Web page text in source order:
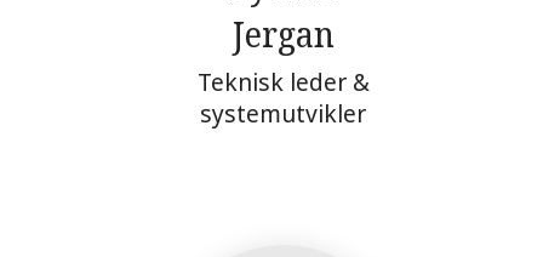
Jergan
Teknisk leder &
systemutvikler